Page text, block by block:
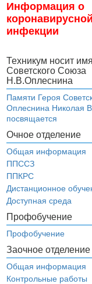
Информация о
коронавирусной
инфекции
Техникум носит
Советского Союза
Н.В.Оплеснина
Памяти Героя
Оплеснина Николая
посвящается
Очное отделение
Общая информация
ППССЗ
ППКРС
Дистанционное
Доступная среда
Профобучение
Профобучение
Заочное отделение
Общая информация
Контрольные работы